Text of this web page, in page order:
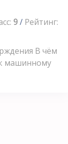
9/ Рейтинг:
В чём
машинному